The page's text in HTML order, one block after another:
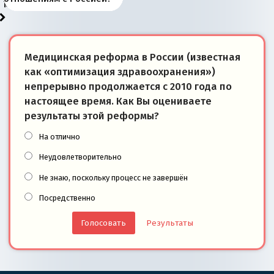
моря
победители
Медицинская реформа в России (известная
как «оптимизация здравоохранения»)
непрерывно продолжается с 2010 года по
настоящее время. Как Вы оцениваете
результаты этой реформы?
На отлично
Неудовлетворительно
Не знаю, поскольку процесс не завершён
Посредственно
Результаты